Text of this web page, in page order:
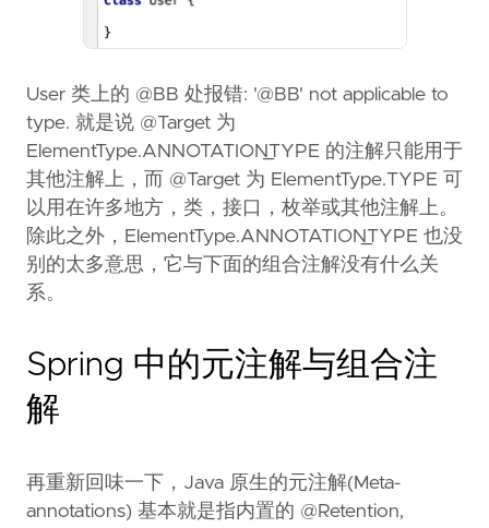
User 类上的 @BB 处报错: '@BB' not applicable to
type. 就是说 @Target 为
ElementType.ANNOTATION_TYPE 的注解只能用于
其他注解上，而 @Target 为 ElementType.TYPE 可
以用在许多地方，类，接口，枚举或其他注解上。
除此之外，ElementType.ANNOTATION_TYPE 也没
别的太多意思，它与下面的组合注解没有什么关
系。
Spring 中的元注解与组合注
解
再重新回味一下，Java 原生的元注解(Meta-
annotations) 基本就是指内置的 @Retention,